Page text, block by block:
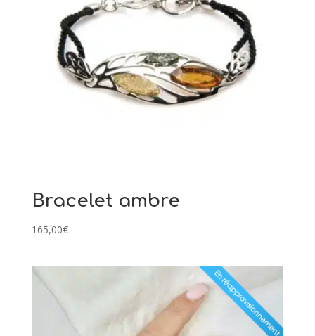
Bracelet ambre
165,00€